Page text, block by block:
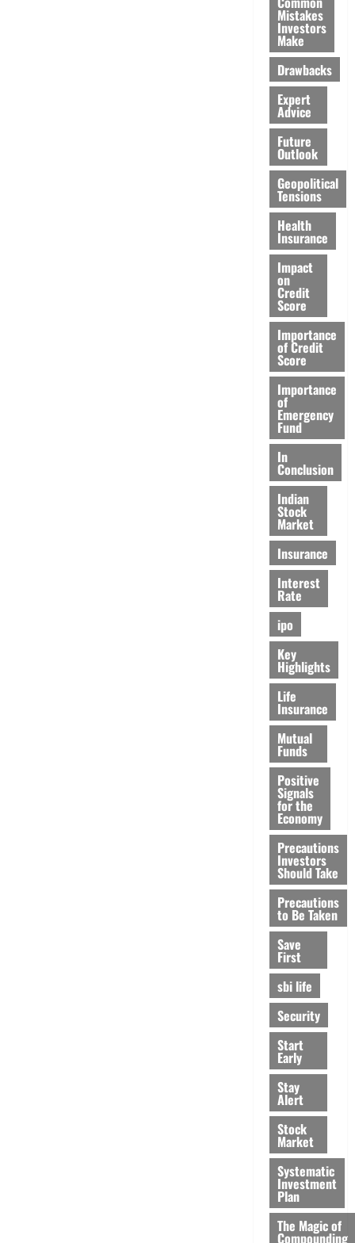
Mistakes
Investors
Make
Drawbacks
Expert
Advice
Future
Outlook
Geopolitical
Tensions
Health
Insurance
Impact
on
Credit
Score
Importance
of Credit
Score
Importance
of
Emergency
Fund
In
Conclusion
Indian
Stock
Market
Insurance
Interest
Rate
ipo
Key
Highlights
Life
Insurance
Mutual
Funds
Positive
Signals
for the
Economy
Precautions
Investors
Should Take
Precautions
to Be Taken
Save
First
sbi life
Security
Start
Early
Stay
Alert
Stock
Market
Systematic
Investment
Plan
The Magic of
Compounding